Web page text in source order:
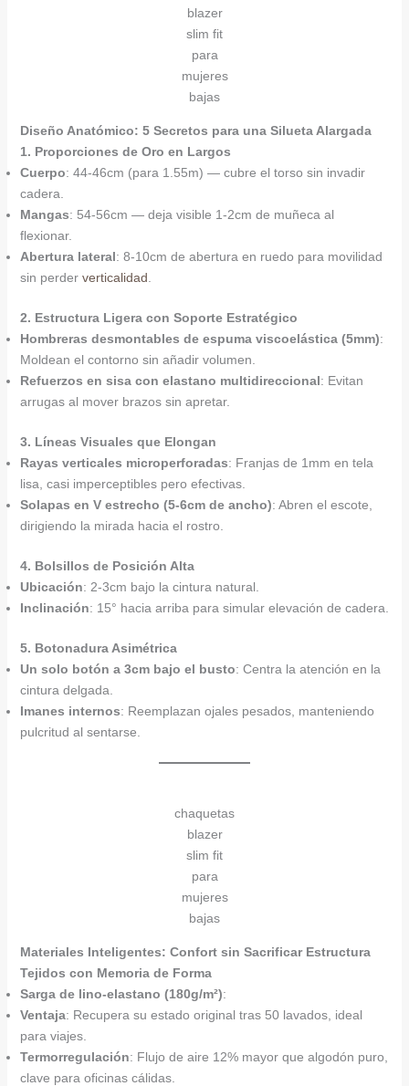
blazer
slim fit
para
mujeres
bajas
Diseño Anatómico: 5 Secretos para una Silueta Alargada
1. Proporciones de Oro en Largos
Cuerpo: 44-46cm (para 1.55m) — cubre el torso sin invadir
cadera.
Mangas: 54-56cm — deja visible 1-2cm de muñeca al
flexionar.
Abertura lateral: 8-10cm de abertura en ruedo para movilidad
sin perder verticalidad
2. Estructura Ligera con Soporte Estratégico
Hombreras desmontables de espuma viscoelástica (5mm):
Moldean el contorno sin añadir volumen.
Refuerzos en sisa con elastano multidireccional: Evitan
arrugas al mover brazos sin apretar.
3. Líneas Visuales que Elongan
Rayas verticales microperforadas: Franjas de 1mm en tela
lisa, casi imperceptibles pero efectivas.
Solapas en V estrecho (5-6cm de ancho): Abren el escote,
dirigiendo la mirada hacia el rostro.
4. Bolsillos de Posición Alta
Ubicación: 2-3cm bajo la cintura natural.
Inclinación: 15° hacia arriba para simular elevación de cadera.
5. Botonadura Asimétrica
Un solo botón a 3cm bajo el busto: Centra la atención en la
cintura delgada.
Imanes internos: Reemplazan ojales pesados, manteniendo
pulcritud al sentarse.
chaquetas
blazer
slim fit
para
mujeres
bajas
Materiales Inteligentes: Confort sin Sacrificar Estructura
Tejidos con Memoria de Forma
Sarga de lino-elastano (180g/m²):
Ventaja: Recupera su estado original tras 50 lavados, ideal
para viajes.
Termorregulación: Flujo de aire 12% mayor que algodón puro,
clave para oficinas cálidas.